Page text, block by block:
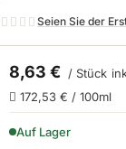
Seien Sie der
8,63 € / Stück
172,53 € / 100ml
VERFÜGBARKEIT:
Auf Lager